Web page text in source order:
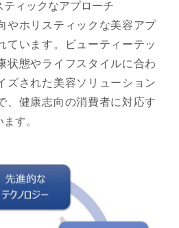
ィックなアプローチ
やホリスティックな美容アプ
ています。ビューティーテッ
状態やライフスタイルに合わ
ズされた美容ソリューション
、健康志向の消費者に対応す
す。